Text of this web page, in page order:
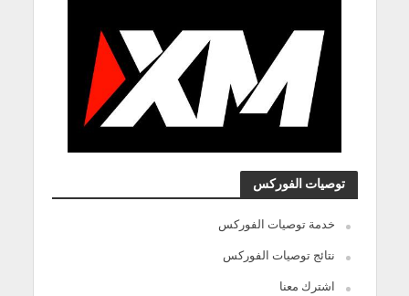
توصيات الفوركس
خدمة توصيات الفوركس
نتائج توصيات الفوركس
اشترك معنا